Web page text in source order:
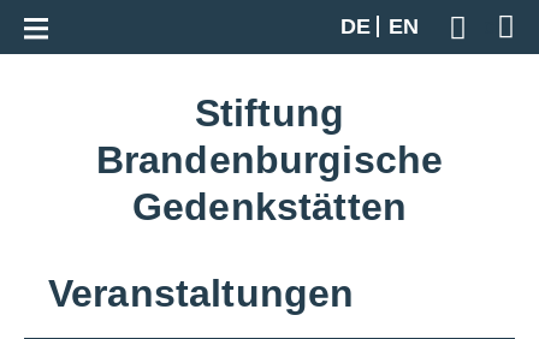
DE
EN
Geben
Zur Gesamtübersicht
Stiftung
Brandenburgische
Gedenkstätten
Veranstaltungen